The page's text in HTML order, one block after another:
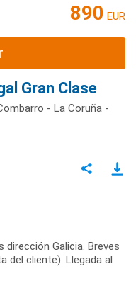
890 EUR
Gran Clase
- La Coruña -
Galicia. Breves
del cliente). Llegada al